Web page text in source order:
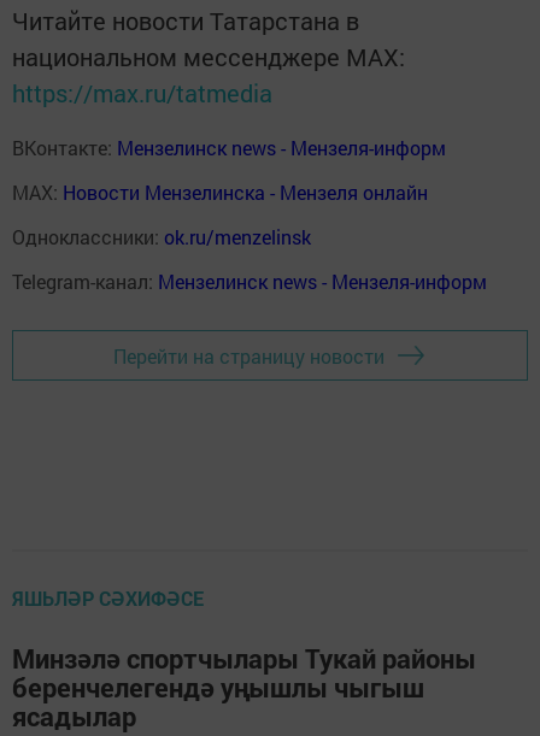
Читайте новости Татарстана в
национальном мессенджере MАХ:
https://max.ru/tatmedia
ВКонтакте: Мензелинск news - Мензеля-информ
MAX: Новости Мензелинска - Мензеля онлайн
Одноклассники: ok.ru/menzelinsk
Telegram-канал: Мензелинск news - Мензеля-информ
Перейти на страницу новости
ЯШЬЛӘР СӘХИФӘСЕ
Минзәлә спортчылары Тукай районы
беренчелегендә уңышлы чыгыш
ясадылар